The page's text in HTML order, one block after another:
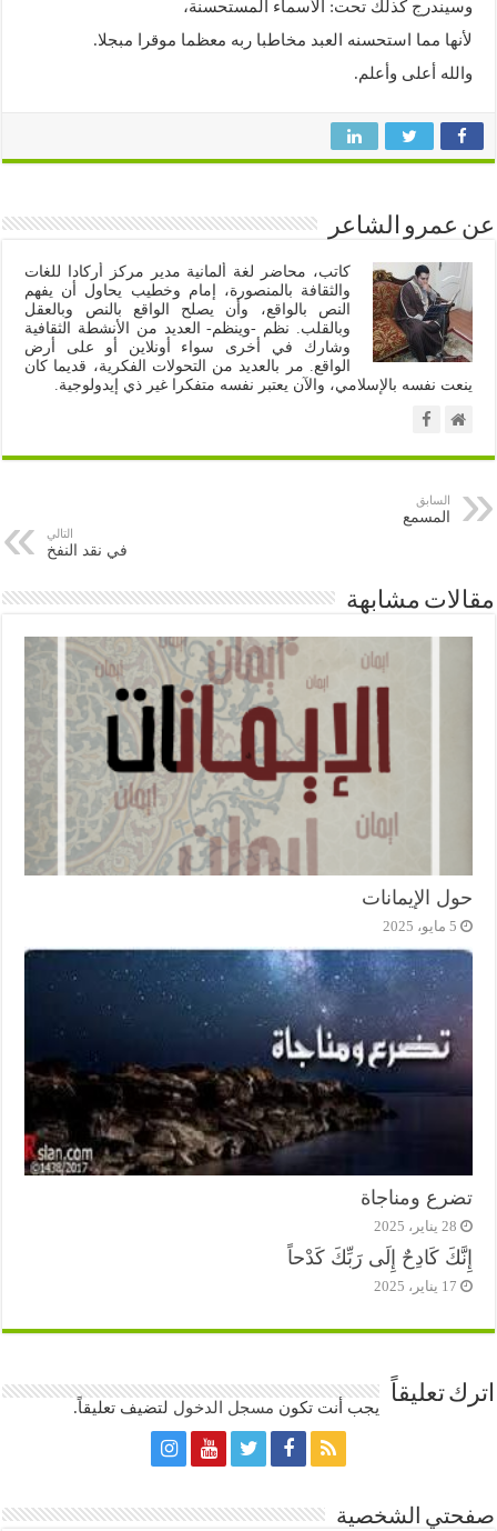
وسيندرج كذلك تحت: الأسماء المستحسنة،
لأنها مما استحسنه العبد مخاطبا ربه معظما موقرا مبجلا.
والله أعلى وأعلم.
عن عمرو الشاعر
كاتب، محاضر لغة ألمانية مدير مركز أركادا للغات
والثقافة بالمنصورة، إمام وخطيب يحاول أن يفهم
النص بالواقع، وأن يصلح الواقع بالنص وبالعقل
وبالقلب. نظم -وينظم- العديد من الأنشطة الثقافية
وشارك في أخرى سواء أونلاين أو على أرض
الواقع. مر بالعديد من التحولات الفكرية، قديما كان
ينعت نفسه بالإسلامي، والآن يعتبر نفسه متفكرا غير ذي إيدولوجية.
السابق
المسمع
التالي
في نقد النفخ
مقالات مشابهة
حول الإيمانات
5 مايو، 2025
تضرع ومناجاة
28 يناير، 2025
إِنَّكَ كَادِحٌ إِلَى رَبِّكَ كَدْحاً
17 يناير، 2025
اترك تعليقاً يجب أنت تكون مسجل الدخول لتضيف تعليقاً.
صفحتي الشخصية